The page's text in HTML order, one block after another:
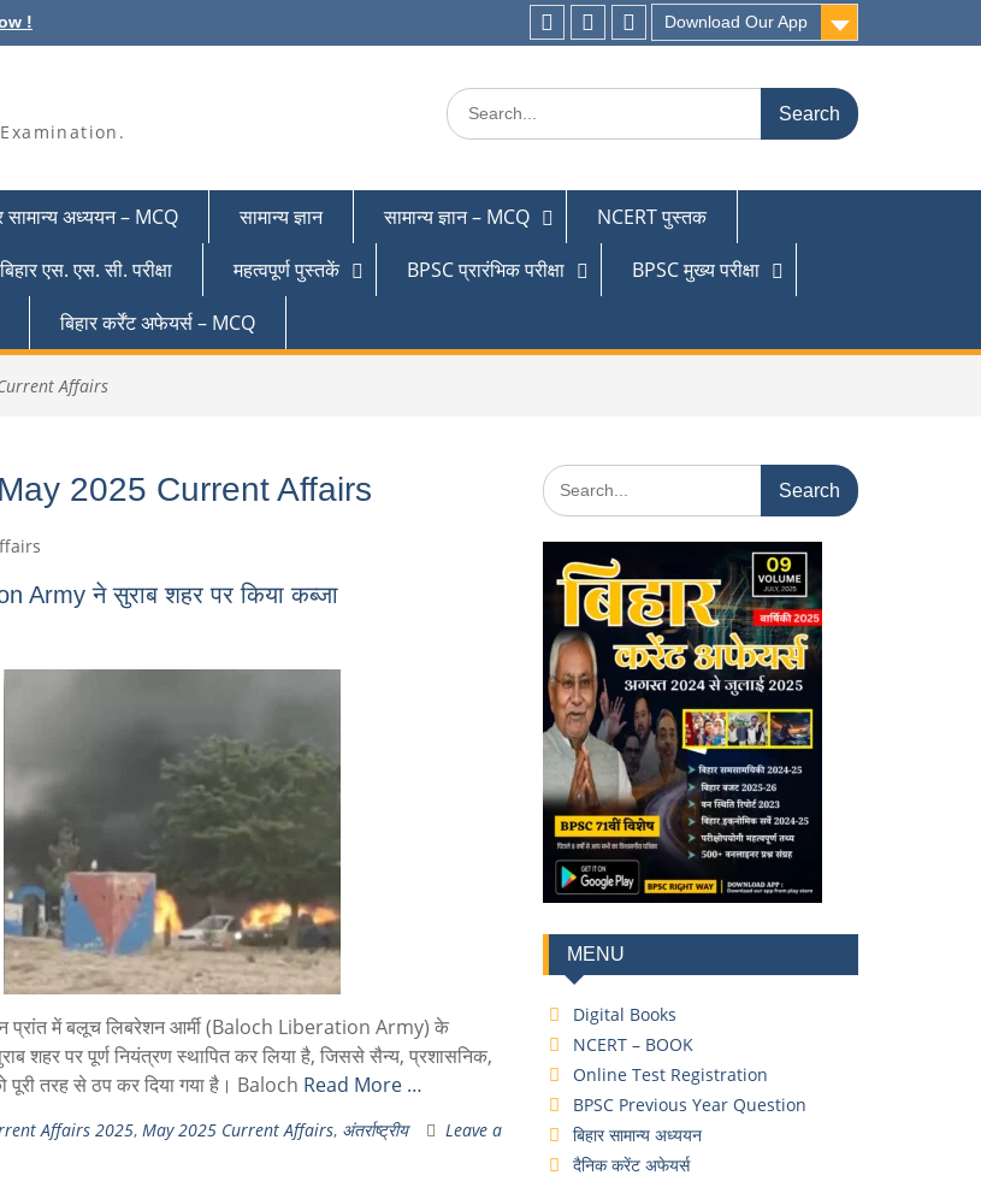
! Download Our App
सामान्य अध्ययन – MCQ सामान्य ज्ञान सामान्य ज्ञान – MCQ
NCERT पुस्तक
बिहार एस. एस. सी. परीक्षा महत्वपूर्ण पुस्तकें BPSC प्रारंभिक परीक्षा
BPSC मुख्य परीक्षा
बिहार कर्रेंट अफेयर्स – MCQ
Affairs
May 2025 Current Affairs
Army ने सुराब शहर पर किया कब्जा
प्रांत में बलूच लिबरेशन आर्मी (Baloch Liberation Army) के
शहर पर पूर्ण नियंत्रण स्थापित कर लिया है, जिससे सैन्य, प्रशासनिक,
पूरी तरह से ठप कर दिया गया है। Baloch Read More …
Affairs 2025, May 2025 Current Affairs, अंतर्राष्ट्रीय
Leave a
MENU
Digital Books
NCERT – BOOK
Online Test Registration
BPSC Previous Year Question
बिहार सामान्य अध्ययन
दैनिक करेंट अफेयर्स